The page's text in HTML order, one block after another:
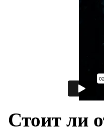
Стоит ли